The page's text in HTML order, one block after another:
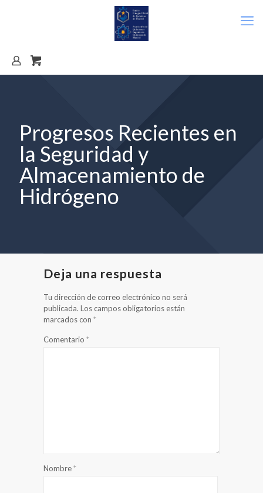
Progresos Recientes en
la Seguridad y
Almacenamiento de
Hidrógeno
Deja una respuesta
Tu dirección de correo electrónico no será
publicada. Los campos obligatorios están
marcados con *
Comentario *
Nombre*